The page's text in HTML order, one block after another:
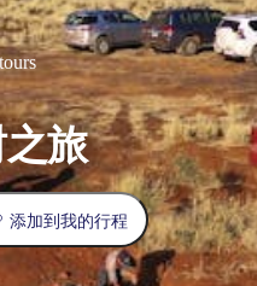
旅
添加到我的行程